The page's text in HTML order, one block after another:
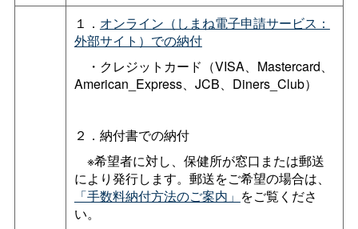
１． オンライン（しまね電子申請サービス：
外部サイト）での納付
・クレジットカード（VISA、Mastercard、
American_Express、JCB、Diners_Club）
２．納付書での納付
※希望者に対し、保健所が窓口または郵送
により発行します。郵送をご希望の場合は、
「手数料納付方法のご案内」 をご覧くださ
い。